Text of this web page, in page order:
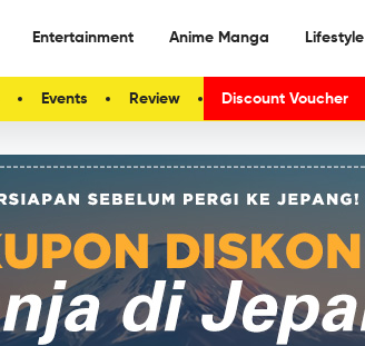
Entertainment Anime Manga Lifestyle
Events Review Discount Voucher